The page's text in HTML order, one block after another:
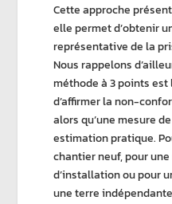
Cette approche
elle permet d’obtenir
représentative de la
Nous rappelons
méthode à 3 pointsest
d’affirmer lanon-
alors qu’unemesure
estimation pratique.
chantier neuf, pour
d’installation ou pour
une terre